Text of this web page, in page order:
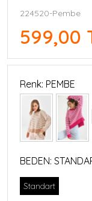
224520-Pembe
599,00
Renk: PEMBE
BEDEN:
Standart